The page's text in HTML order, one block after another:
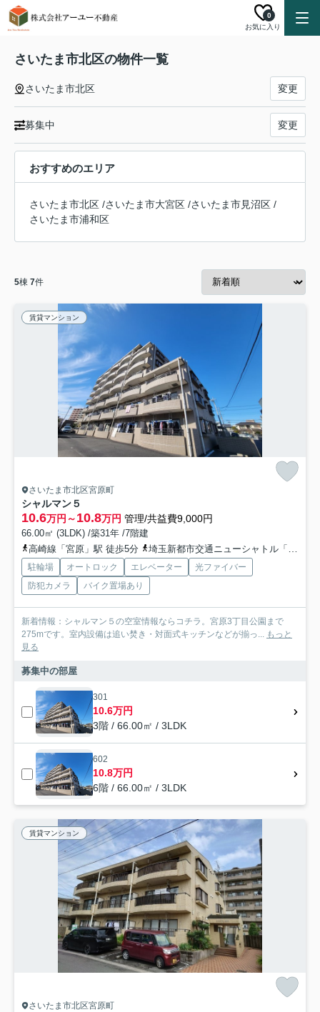
お気に入り
0
さいたま市北区の物件一覧
さいたま市北区 変更
募集中 変更
おすすめのエリア
さいたま市北区 /さいたま市大宮区 /さいたま市見沼区 /
さいたま市浦和区
5棟 7件
賃貸マンション
さいたま市北区宮原町
シャルマン５
10.6万円～10.8万円 管理/共益費9,000円
66.00㎡ (3LDK) /築31年 /7階建
高崎線「宮原」駅 徒歩5分
埼玉新都市交通ニューシャトル「加茂宮」駅 徒歩10分
駐輪場 オートロック エレベーター
光ファイバー
防犯カメラ
バイク置場あり
新着情報：シャルマン５の空室情報ならコチラ。宮原3丁目公園まで
275mです。室内設備は追い焚き・対面式キッチンなどが揃っ... もっと
見る
募集中の部屋
301
10.6万円
3階 / 66.00㎡ / 3LDK
602
10.8万円
6階 / 66.00㎡ / 3LDK
賃貸マンション
さいたま市北区宮原町